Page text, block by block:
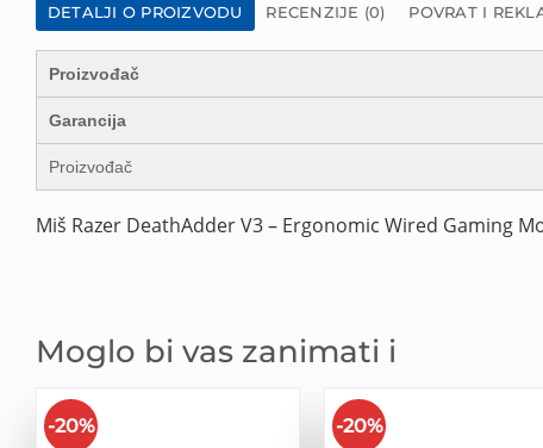
DETALJI O PROIZVODU RECENZIJE (0) POVRAT I
Proizvođač
Garancija
Proizvođač
Miš Razer DeathAdder V3 – Ergonomic Wired Gaming
Moglo bi vas zanimati i
-20% -20%